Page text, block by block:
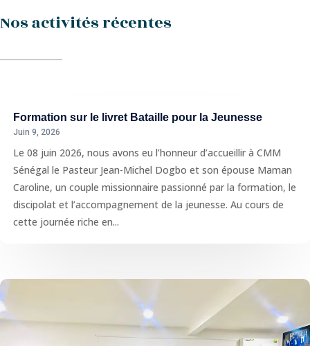
Nos activités récentes
Formation sur le livret Bataille pour la Jeunesse
Juin 9, 2026
Le 08 juin 2026, nous avons eu l’honneur d’accueillir à CMM
Sénégal le Pasteur Jean-Michel Dogbo et son épouse Maman
Caroline, un couple missionnaire passionné par la formation, le
discipolat et l’accompagnement de la jeunesse. Au cours de
cette journée riche en...